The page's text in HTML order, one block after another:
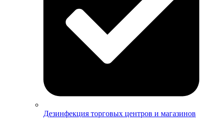
Дезинфекция торговых центров и магазинов